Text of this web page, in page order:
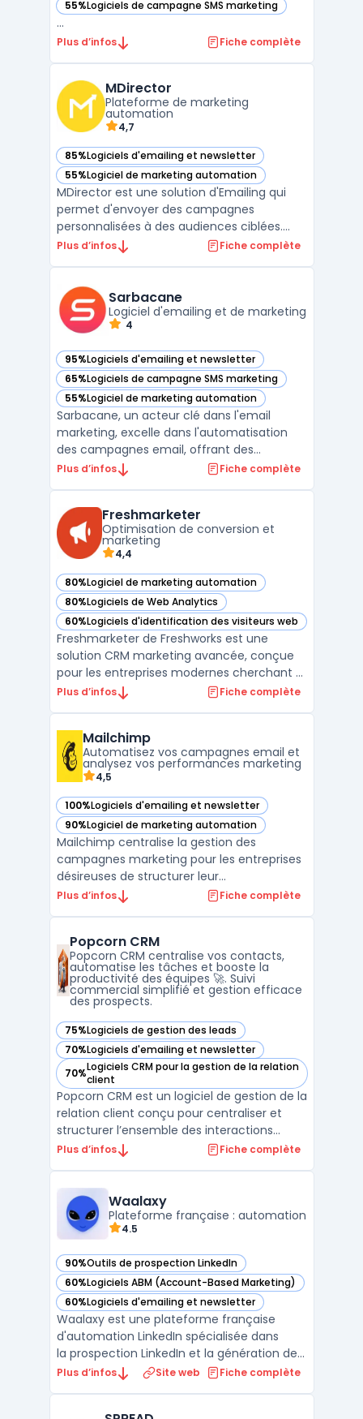
55%Logiciels de campagne SMS marketing
— voir ActiveTrail dans cette catégorie
...
Plus d’infos Fiche complète
MDirector
Plateforme de marketing
automation
4,7
85%Logiciels d'emailing et newsletter
— voir MDirector dans cette catégorie
55%Logiciel de marketing automation
— voir MDirector dans cette catégorie
MDirector est une solution d'Emailing qui
permet d'envoyer des campagnes
personnalisées à des audiences ciblées.
Avec cette plate-forme, il est possible de
ses fonctionnalités avancées, MDirector
facilite la mise en pl ...
Plus d’infos Fiche complète
Sarbacane
Logiciel d'emailing et de marketing
4
95%Logiciels d'emailing et newsletter
— voir Sarbacane dans cette catégorie
65%Logiciels de campagne SMS marketing
— voir Sarbacane dans cette catégorie
55%Logiciel de marketing automation
— voir Sarbacane dans cette catégorie
Sarbacane, un acteur clé dans l'email
marketing, excelle dans l'automatisation
des campagnes email, offrant des
stratégies d'automatisation email efficaces
campagnes email, Sarbacane facilite la
création de campagnes email cib ...
Plus d’infos Fiche complète
Freshmarketer
Optimisation de conversion et
marketing
4,4
80%Logiciel de marketing automation
— voir Freshmarketer dans cette catégorie
80%Logiciels de Web Analytics
— voir Freshmarketer dans cette catégorie
60%Logiciels d'identification des visiteurs web
— voir Freshmarketer dans cette catégorie
Freshmarketer de Freshworks est une
solution CRM marketing avancée, conçue
pour les entreprises modernes cherchant à
optimiser leurs stratégies de marketing
automatiser les campagnes marketing,
permettant ainsi une gestion ...
Plus d’infos Fiche complète
Mailchimp
Automatisez vos campagnes email et
analysez vos performances marketing
4,5
100%Logiciels d'emailing et newsletter
— voir Mailchimp dans cette catégorie
90%Logiciel de marketing automation
— voir Mailchimp dans cette catégorie
Mailchimp centralise la gestion des
campagnes marketing pour les entreprises
désireuses de structurer leur
communication et d’automatiser leurs
grande échelle, Mailchimp cible les sociétés
recherchant un outil pour gé ...
Plus d’infos Fiche complète
Popcorn CRM
Popcorn CRM centralise vos contacts,
automatise les tâches et booste la
productivité des équipes 🚀. Suivi
commercial simplifié et gestion efficace
des prospects.
75%Logiciels de gestion des leads
— voir Popcorn CRM dans cette catégorie
70%Logiciels d'emailing et newsletter
— voir Popcorn CRM dans cette catégorie
70%Logiciels CRM pour la gestion de la relation
client
— voir Popcorn CRM dans cette catégorie
Popcorn CRM est un logiciel de gestion de la
relation client conçu pour centraliser et
structurer l’ensemble des interactions
commerciales des entreprises. Ce logiciel
leurs besoins quotidiens de suivi client, tout
en ...
Plus d’infos Fiche complète
Waalaxy
Plateforme française : automation
4.5
90%Outils de prospection LinkedIn
— voir Waalaxy dans cette catégorie
60%Logiciels ABM (Account-Based Marketing)
— voir Waalaxy dans cette catégorie
60%Logiciels d'emailing et newsletter
— voir Waalaxy dans cette catégorie
Waalaxy est une plateforme française
d'automation LinkedIn spécialisée dans
la prospection LinkedIn et la génération de
leads B2B. Elle centralise l'automatisation
Plus d’infos Site web Fiche complète